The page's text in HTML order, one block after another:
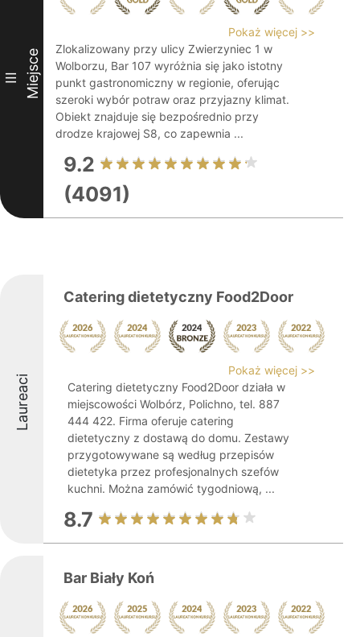
III Miejsce
Pokaż więcej >>
Zlokalizowany przy ulicy Zwierzyniec 1 w
Wolborzu, Bar 107 wyróżnia się jako istotny
punkt gastronomiczny w regionie, oferując
szeroki wybór potraw oraz przyjazny klimat.
Obiekt znajduje się bezpośrednio przy
drodze krajowej S8, co zapewnia ...
9.2
(4091)
Laureaci
Catering dietetyczny Food2Door
Pokaż więcej >>
Catering dietetyczny Food2Door działa w
miejscowości Wolbórz, Polichno, tel. 887
444 422. Firma oferuje catering
dietetyczny z dostawą do domu. Zestawy
przygotowywane są według przepisów
dietetyka przez profesjonalnych szefów
kuchni. Można zamówić tygodniową, ...
8.7
Bar Biały Koń